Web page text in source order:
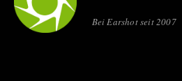
Bei Earshot seit 2007